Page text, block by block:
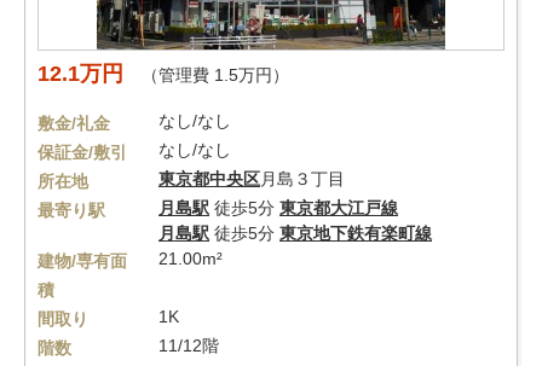
12.1万円 （管理費 1.5万円）
敷金/礼金
なし/なし
保証金/敷引
なし/なし
所在地
東京都中央区月島３丁目
最寄り駅
月島駅 徒歩5分 東京都大江戸線
月島駅 徒歩5分 東京地下鉄有楽町線
建物/専有面
積
21.00m²
間取り
1K
階数
11/12階